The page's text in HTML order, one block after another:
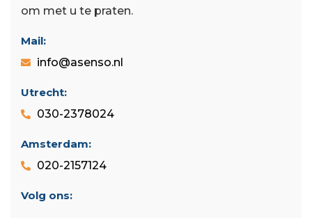
om met u te praten.
Mail:
info@asenso.nl
Utrecht:
030-2378024
Amsterdam:
020-2157124
Volg ons: